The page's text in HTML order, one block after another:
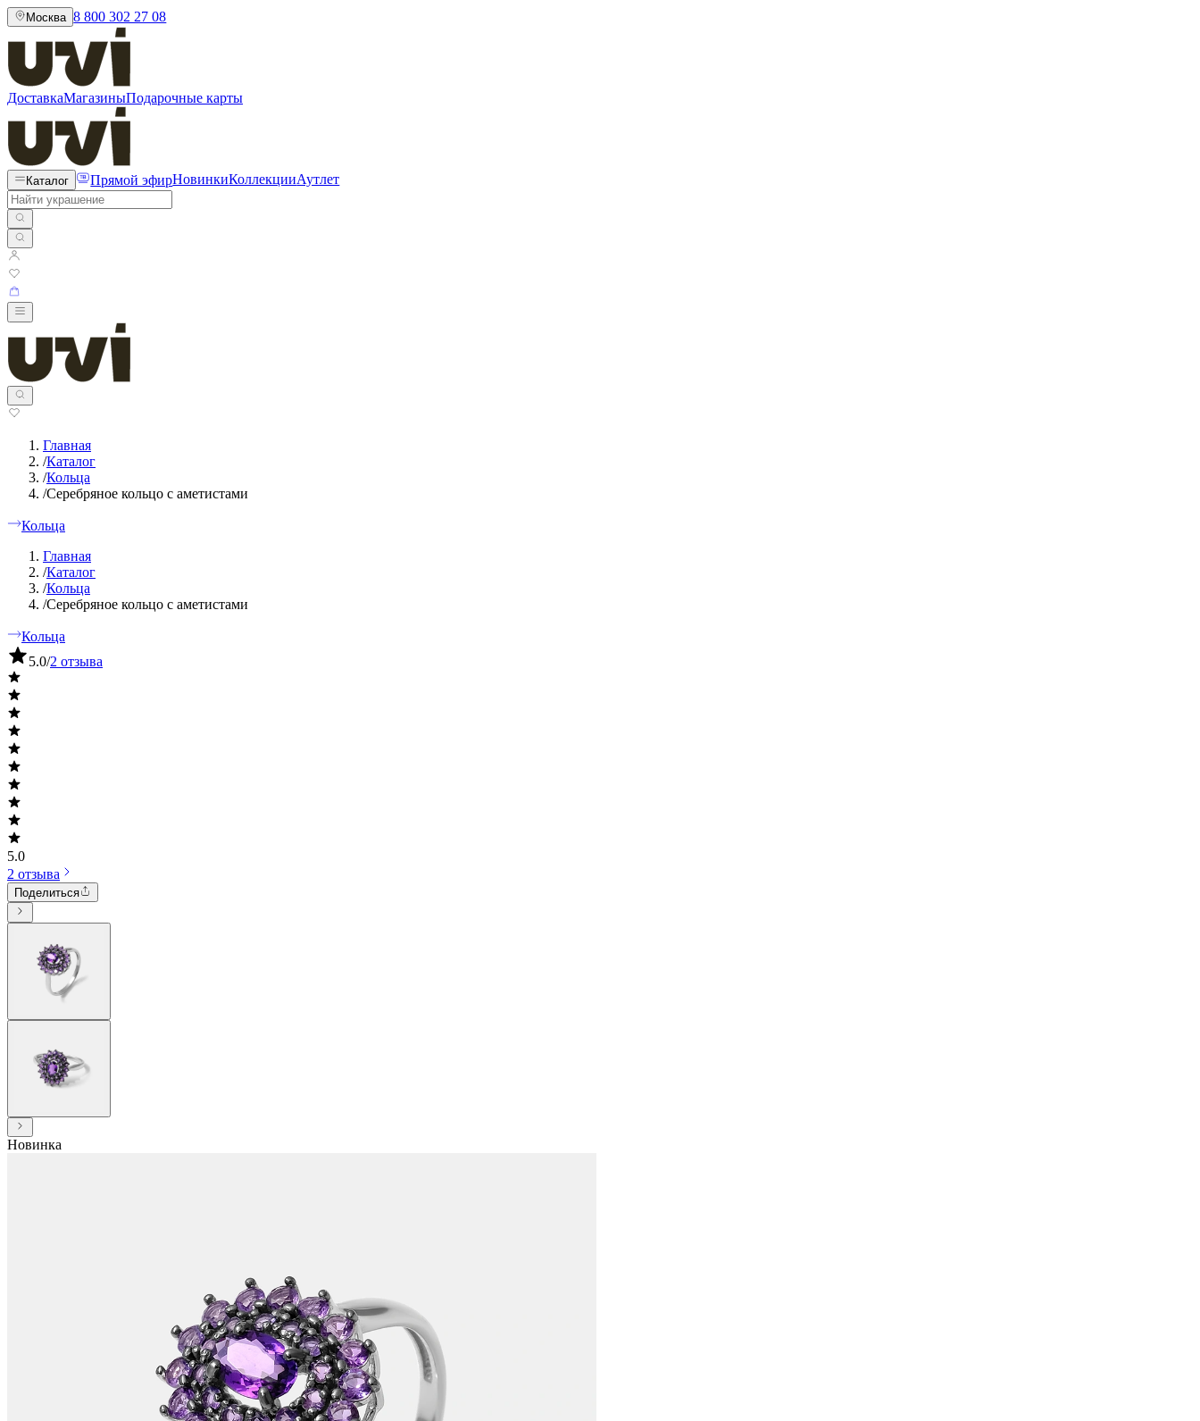
Москва 8 800 302 27 08
ДоставкаМагазиныПодарочные карты
Каталог Прямой эфирНовинкиКоллекцииАутлет
Главная
/Каталог
/Кольца
/Серебряное кольцо с аметистами
Кольца
Главная
/Каталог
/Кольца
/Серебряное кольцо с аметистами
Кольца
5.0/2 отзыва
5.0
2 отзыва
Поделиться
Новинка